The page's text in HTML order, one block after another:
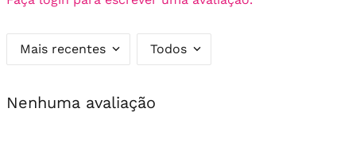
Mais recentes Todos
Nenhuma avaliação